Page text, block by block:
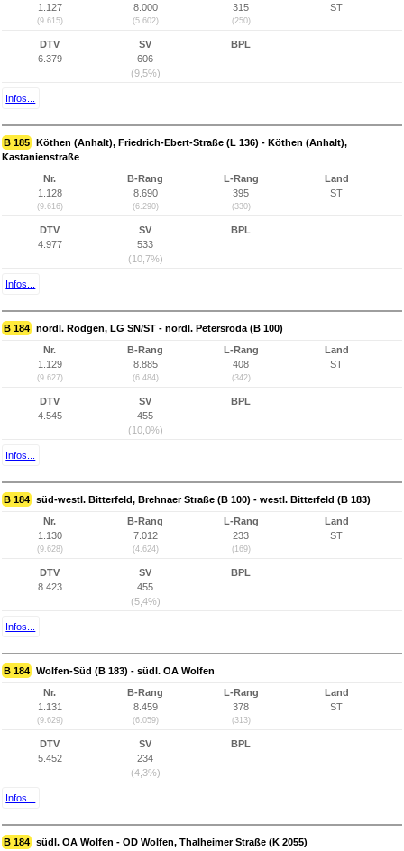
1.127
(9.615)
8.000
(5.602)
315
(250)
ST
DTV
6.379
SV
606
(9,5%)
BPL
Infos...
B 185 Köthen (Anhalt), Friedrich-Ebert-Straße (L 136) - Köthen (Anhalt),
Kastanienstraße
Nr.
1.128
(9.616)
B-Rang
8.690
(6.290)
L-Rang
395
(330)
Land
ST
DTV
4.977
SV
533
(10,7%)
BPL
Infos...
B 184 nördl. Rödgen, LG SN/ST - nördl. Petersroda (B 100)
Nr.
1.129
(9.627)
B-Rang
8.885
(6.484)
L-Rang
408
(342)
Land
ST
DTV
4.545
SV
455
(10,0%)
BPL
Infos...
B 184 süd-westl. Bitterfeld, Brehnaer Straße (B 100) - westl. Bitterfeld (B 183)
Nr.
1.130
(9.628)
B-Rang
7.012
(4.624)
L-Rang
233
(169)
Land
ST
DTV
8.423
SV
455
(5,4%)
BPL
Infos...
B 184 Wolfen-Süd (B 183) - südl. OA Wolfen
Nr.
1.131
(9.629)
B-Rang
8.459
(6.059)
L-Rang
378
(313)
Land
ST
DTV
5.452
SV
234
(4,3%)
BPL
Infos...
B 184 südl. OA Wolfen - OD Wolfen, Thalheimer Straße (K 2055)